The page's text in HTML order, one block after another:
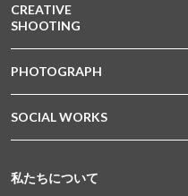
CREATIVE
SHOOTING
PHOTOGRAPH
SOCIAL WORKS
私たちについて